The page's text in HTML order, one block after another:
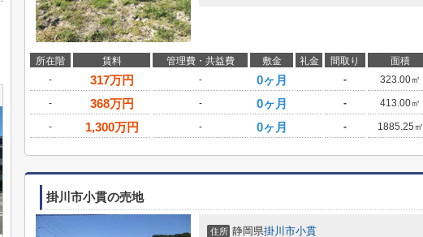
所在階 賃料 管理費・共益費 敷金 礼金 間取り 面積
-
317万円 - 0ヶ月 - 323.00㎡
-
368万円 - 0ヶ月 - 413.00㎡
-
1,300万円 - 0ヶ月 - 1885.25㎡
掛川市小貫の売地
住所 静岡県掛川市小貫